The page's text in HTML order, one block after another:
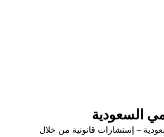
السعودية
– إستشارات قانونية من خلال